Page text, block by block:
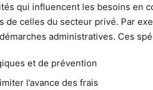
qui influencent les besoins en
celles du secteur privé. Par
administratives. Ces
et de prévention
l’avance des frais